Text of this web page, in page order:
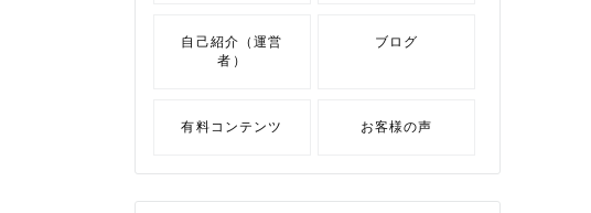
自己紹介（運営
者）
ブログ
有料コンテンツ お客様の声